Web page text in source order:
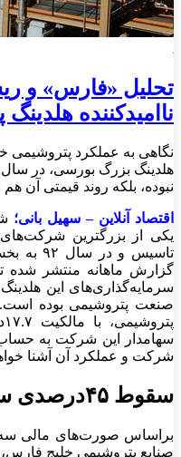
تحلیل «فارس» و
ناامیدکننده
نگاهی به عملکرد پتروشیمی
نبوده، بلکه روند قیمتی آن
اقتصاد آنلاین – سهیل بانی؛
تاسیس و
سرمایه‌گذاری‌های این
صنعت پتروشیمی بوده
سهامدار این شرکت به حساب
شرکت و عملکرد آن آشنا
سقوط ۴۵درصدی سود خالص فارس
صنایع پتروشیمی خلیج